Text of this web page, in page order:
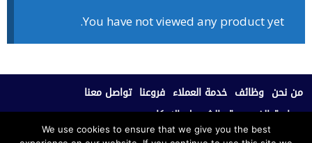
You have not viewed any product yet.
من نحن وظائف خدمة العملاء فروعنا تواصل معنا
سياسة الخصوصية الشروط والاحكام
We use cookies to ensure that we give you the best